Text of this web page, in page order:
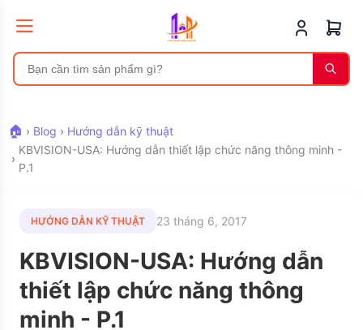
🏠 › Blog › Hướng dẫn kỹ thuật
›
KBVISION-USA: Hướng dẫn thiết lập chức năng thông minh -
P.1
HƯỚNG DẪN KỸ THUẬT 23 tháng 6, 2017
KBVISION-USA: Hướng dẫn
thiết lập chức năng thông
minh - P.1